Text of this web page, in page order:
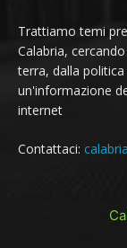
Trattiamo temi
Calabria,
terra, dalla
un'informazione
internet
Contattaci: